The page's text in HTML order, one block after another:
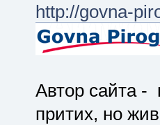
http://govna-
Автор сайта -
притих, но